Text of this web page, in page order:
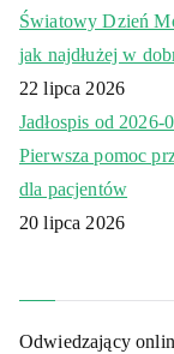
Światowy Dzień
jak najdłużej w
22 lipca 2026
Jadłospis od
Pierwsza pomoc
dla pacjentów
20 lipca 2026
Odwiedzający